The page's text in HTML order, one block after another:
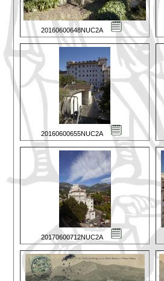
20160600648NUC2A
20160600655NUC2A
20170600712NUC2A